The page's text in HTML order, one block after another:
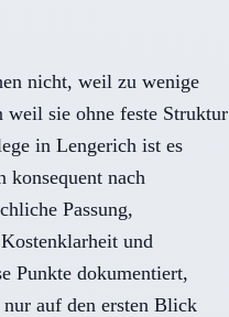
nicht, weil zu wenige
sie ohne feste Struktur
in Lengerich ist es
konsequent nach
Passung,
und
Punkte dokumentiert,
auf den ersten Blick